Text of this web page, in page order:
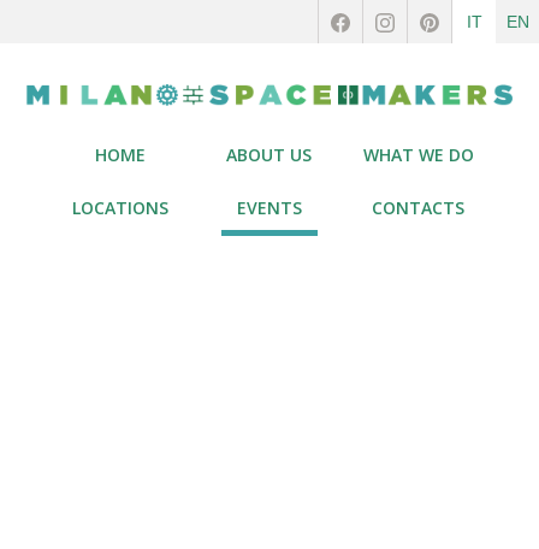
IT EN
HOME ABOUT US WHAT WE DO
LOCATIONS EVENTS CONTACTS